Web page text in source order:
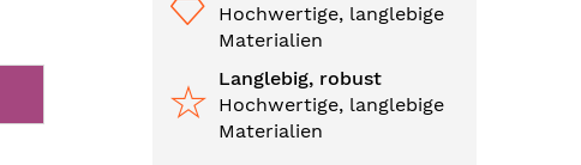
Hochwertige, langlebige
Materialien
Langlebig, robust
Hochwertige, langlebige
Materialien